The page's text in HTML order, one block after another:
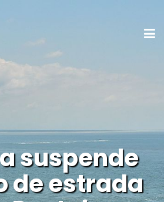
suspende
de estrada